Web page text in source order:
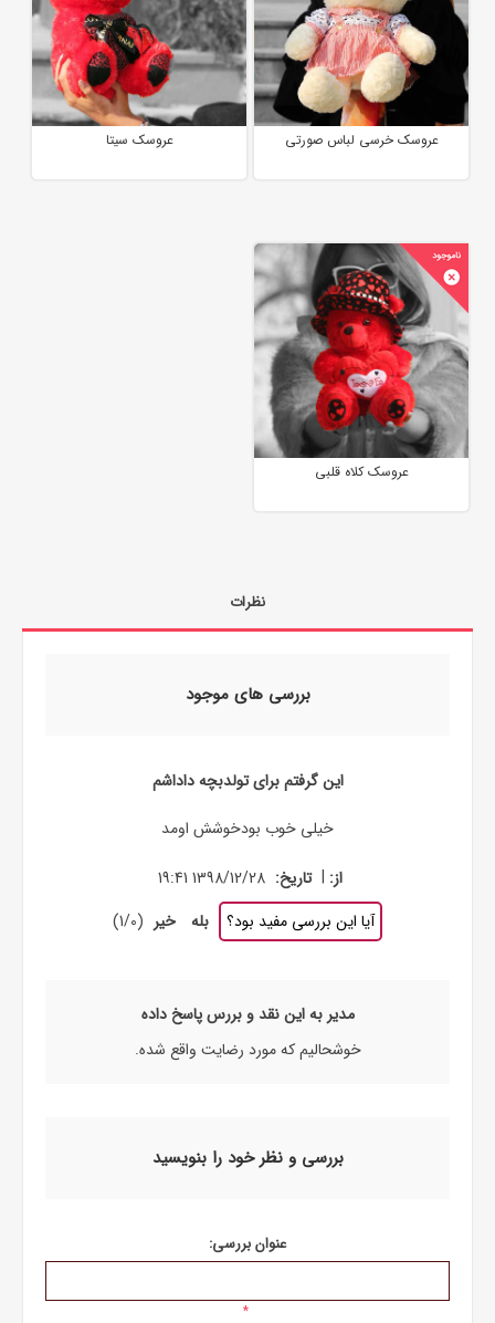
عروسک خرسی لباس صورتی عروسک سیتا
عروسک کلاه قلبی
نظرات
بررسی های موجود
این گرفتم برای تولدبچه داداشم
خیلی خوب بودخوشش اومد
از: | تاریخ: 1398/12/28 19:41
آیا این بررسی مفید بود؟
بله خیر (
1/0
)
مدیر به این نقد و بررس پاسخ داده
خوشحالیم که مورد رضایت واقع شده.
بررسی و نظر خود را بنویسید
عنوان بررسی:
*